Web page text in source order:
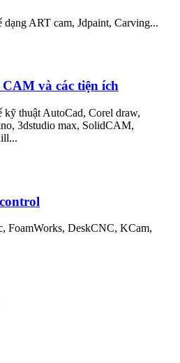
dạng ART cam, Jdpaint, Carving...
và các tiện ích
kỹ thuật AutoCad, Corel draw,
3dstudio max, SolidCAM,
FoamWorks, DeskCNC, KCam,